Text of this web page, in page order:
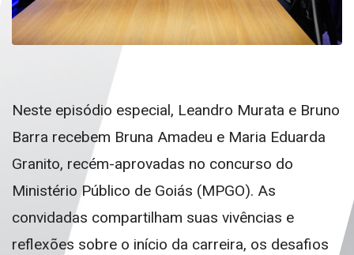
Neste episódio especial, Leandro Murata e Bruno
Barra recebem Bruna Amadeu e Maria Eduarda
Granito, recém-aprovadas no concurso do
Ministério Público de Goiás (MPGO). As
convidadas compartilham suas vivências e
reflexões sobre o início da carreira, os desafios